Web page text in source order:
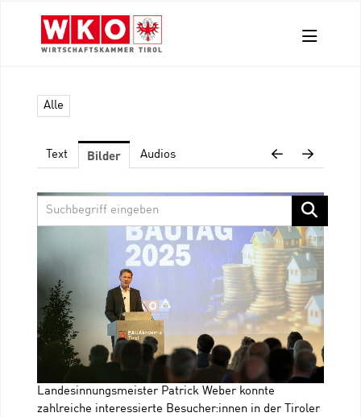
Pressefotos
Kontakt
Alle
Text Bilder Audios
Landesinnungsmeister Patrick Weber konnte
zahlreiche interessierte Besucher:innen in der Tiroler